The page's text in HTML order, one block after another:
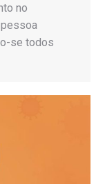
no
se todos